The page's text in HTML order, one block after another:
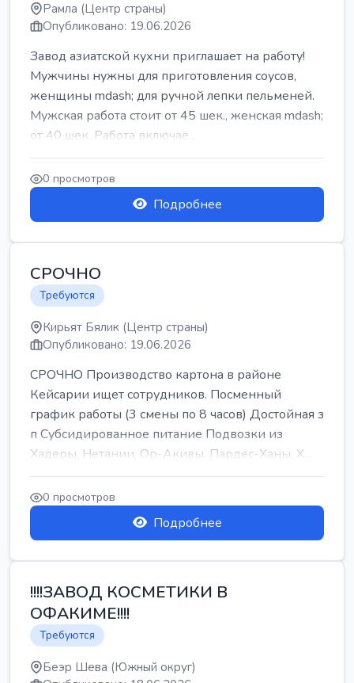
Рамла (Центр страны)
Опубликовано: 19.06.2026
Завод азиатской кухни приглашает на работу!
Мужчины нужны для приготовления соусов,
женщины mdash; для ручной лепки пельменей.
Мужская работа стоит от 45 шек., женская mdash;
от 40 шек. Работа включае...
0 просмотров
Подробнее
СРОЧНО
Требуются
Кирьят Бялик (Центр страны)
Опубликовано: 19.06.2026
СРОЧНО Производство картона в районе
Кейсарии ищет сотрудников. Посменный
график работы (3 смены по 8 часов) Достойная з
п Субсидированное питание Подвозки из
Хадеры, Нетании, Ор-Акивы, Пардес-Ханы, Х...
0 просмотров
Подробнее
!!!!ЗАВОД КОСМЕТИКИ В
ОФАКИМЕ!!!!
Требуются
Беэр Шева (Южный округ)